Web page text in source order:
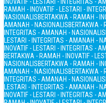
RAMAH - INOVATIF - LESTARI -
NASIONALISBERTAKWA - RAMAH -
AMANAH - NASIONALISBERTAKWA -
INTEGRITAS - AMANAH - NASIONALIS
LESTARI - INTEGRITAS - AMANAH -
INOVATIF - LESTARI - INTEGRITAS -
BERTAKWA - RAMAH - INOVATIF -
NASIONALISBERTAKWA - RAMAH -
AMANAH - NASIONALISBERTAKWA -
INTEGRITAS - AMANAH - NASIONALIS
LESTARI - INTEGRITAS - AMANAH -
INOVATIF - LESTARI - INTEGRITAS -